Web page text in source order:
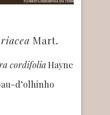
Mart.
cordifoliaHayne
d’olhinho